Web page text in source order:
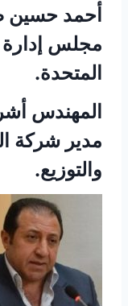
أحمد
مجلس إدارة
المتحدة.
المهندس
مدير شركة
والتوزيع.